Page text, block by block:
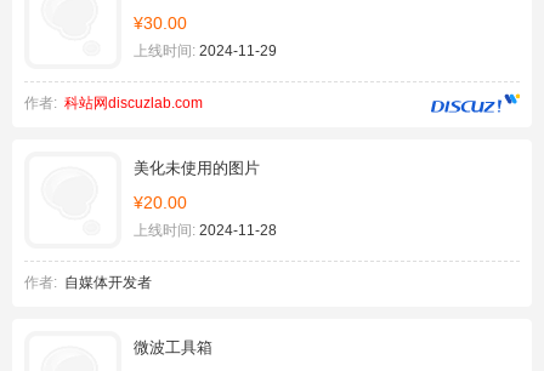
¥30.00
上线时间: 2024-11-29
作者: 科站网discuzlab.com
美化未使用的图片
¥20.00
上线时间: 2024-11-28
作者: 自媒体开发者
微波工具箱